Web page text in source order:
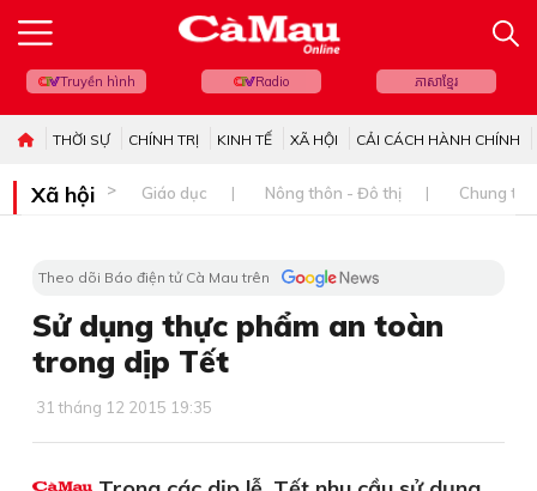
Truyền hình Radio ភាសាខ្មែរ
THỜI SỰ CHÍNH TRỊ KINH TẾ XÃ HỘI CẢI CÁCH HÀNH CHÍNH
Xã hội Giáo dục Nông thôn - Đô thị Chung
Theo dõi Báo điện tử Cà Mau trên
Sử dụng thực phẩm an toàn
trong dịp Tết
31 tháng 12 2015 19:35